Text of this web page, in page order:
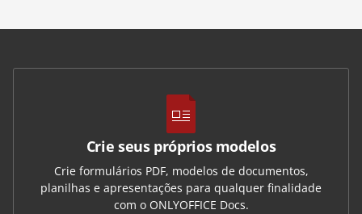
Crie seus próprios modelos
Crie formulários PDF, modelos de documentos,
planilhas e apresentações para qualquer finalidade
com o ONLYOFFICE Docs.